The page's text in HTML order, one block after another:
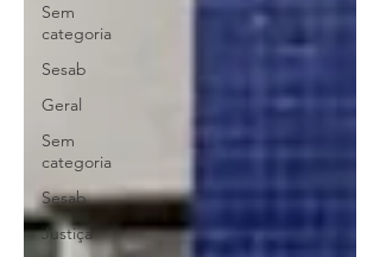
Sem
categoria
Sesab
Geral
Sem
categoria
Sesab
Justiça